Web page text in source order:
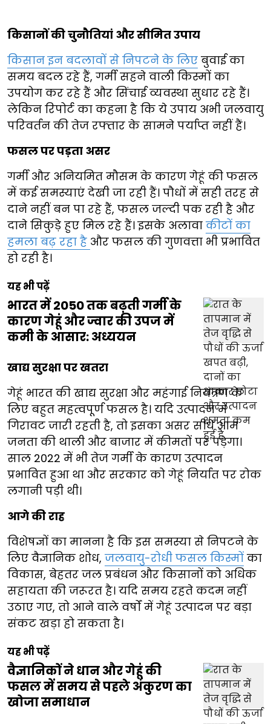
किसानों की चुनौतियां और सीमित उपाय
किसान इन बदलावों से निपटने के लिए बुवाई का
समय बदल रहे हैं, गर्मी सहने वाली किस्मों का
उपयोग कर रहे हैं और सिंचाई व्यवस्था सुधार रहे हैं।
लेकिन रिपोर्ट का कहना है कि ये उपाय अभी जलवायु
परिवर्तन की तेज रफ्तार के सामने पर्याप्त नहीं हैं।
फसल पर पड़ता असर
गर्मी और अनियमित मौसम के कारण गेहूं की फसल
में कई समस्याएं देखी जा रही हैं। पौधों में सही तरह से
दाने नहीं बन पा रहे हैं, फसल जल्दी पक रही है और
दाने सिकुड़े हुए मिल रहे हैं। इसके अलावा कीटों का
हमला बढ़ रहा है और फसल की गुणवत्ता भी प्रभावित
हो रही है।
यह भी पढ़ें
भारत में 2050 तक बढ़ती गर्मी के
कारण गेहूं और ज्वार की उपज में
कमी के आसार: अध्ययन
खाद्य सुरक्षा पर खतरा
गेहूं भारत की खाद्य सुरक्षा और महंगाई नियंत्रण के
लिए बहुत महत्वपूर्ण फसल है। यदि उत्पादन में
गिरावट जारी रहती है, तो इसका असर सीधे आम
जनता की थाली और बाजार में कीमतों पर पड़ेगा।
साल 2022 में भी तेज गर्मी के कारण उत्पादन
प्रभावित हुआ था और सरकार को गेहूं निर्यात पर रोक
लगानी पड़ी थी।
आगे की राह
विशेषज्ञों का मानना है कि इस समस्या से निपटने के
लिए वैज्ञानिक शोध, जलवायु-रोधी फसल किस्मों का
विकास, बेहतर जल प्रबंधन और किसानों को अधिक
सहायता की जरूरत है। यदि समय रहते कदम नहीं
उठाए गए, तो आने वाले वर्षों में गेहूं उत्पादन पर बड़ा
संकट खड़ा हो सकता है।
यह भी पढ़ें
वैज्ञानिकों ने धान और गेहूं की
फसल में समय से पहले अंकुरण का
खोजा समाधान